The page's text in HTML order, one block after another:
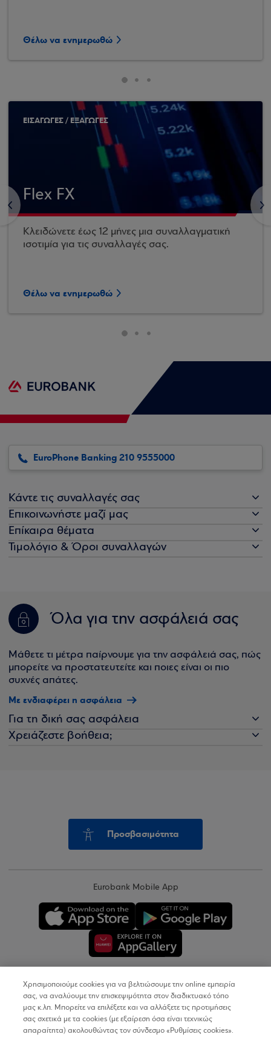
Θέλω να ενημερωθώ
<
ΕΙΣΑΓΩΓΕΣ / ΕΞΑΓΩΓΕΣ
Flex FX
Κλειδώνετε έως 12 μήνες μια συναλλαγματική
ισοτιμία για τις συναλλαγές σας.
Θέλω να ενημερωθώ
>
EuroPhone Banking 210 9555000
Κάντε τις συναλλαγές σας
Επικοινωνήστε μαζί μας
Επίκαιρα θέματα
Τιμολόγιο & Όροι συναλλαγών
Όλα για την ασφάλειά σας
Μάθετε τι μέτρα παίρνουμε για την ασφάλειά σας, πώς
μπορείτε να προστατευτείτε και ποιες είναι οι πιο
συχνές απάτες.
Με ενδιαφέρει η ασφάλεια
Για τη δική σας ασφάλεια
Χρειάζεστε βοήθεια;
Προσβασιμότητα
Eurobank Mobile App
Copyright © 2026
Όροι Χρήσης
Χρησιμοποιούμε cookies για να βελτιώσουμε την online εμπειρία
σας, να αναλύουμε την επισκεψιμότητα στον διαδικτυακό τόπο
μας κ.λπ. Μπορείτε να επιλέξετε και να αλλάξετε τις προτιμήσεις
σας σχετικά με τα cookies (με εξαίρεση όσα είναι τεχνικώς
απαραίτητα) ακολουθώντας τον σύνδεσμο «Ρυθμίσεις cookies».